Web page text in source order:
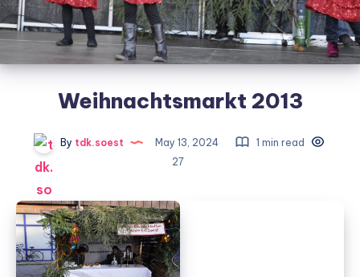
Weihnachtsmarkt 2013
By tdk.soest May 13, 2024
1 min read
27